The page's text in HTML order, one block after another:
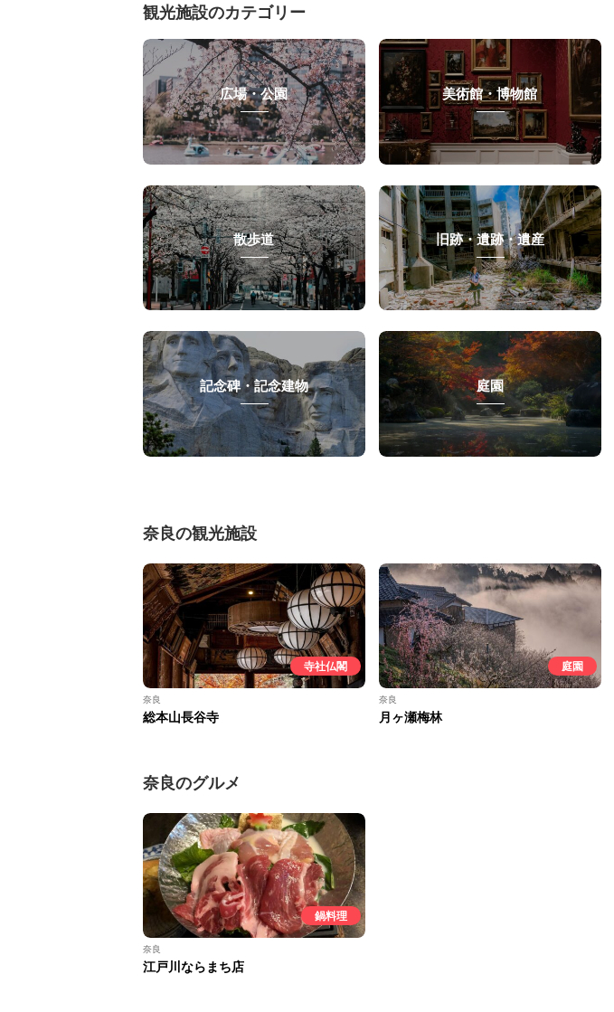
観光施設のカテゴリー
広場・公園 美術館・博物館
散歩道 旧跡・遺跡・遺産
記念碑・記念建物 庭園
奈良の観光施設
寺社仏閣
奈良
総本山長谷寺
庭園
奈良
月ヶ瀬梅林
奈良のグルメ
鍋料理
奈良
江戸川ならまち店